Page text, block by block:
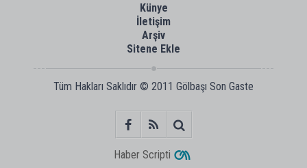
Künye
İletişim
Arşiv
Sitene Ekle
Tüm Hakları Saklıdır © 2011 Gölbaşı Son Gaste
Haber Scripti